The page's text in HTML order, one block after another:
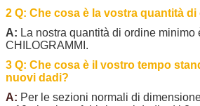
2 Q: Che cosa è la vostra quantità
A: La nostra quantità di ordine minimo
CHILOGRAMMI.
3 Q: Che cosa è il vostro tempo
nuovi dadi?
A: Per le sezioni normali di